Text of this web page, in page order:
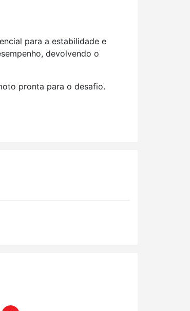
para a estabilidade e
devolvendo o
pronta para o desafio.